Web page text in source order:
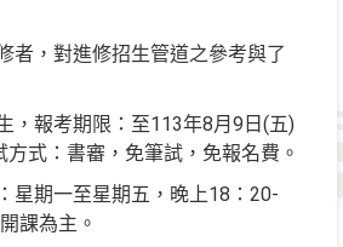
者，對進修招生管道之參考與了
，報考期限：至113年8月9日(五)
式：書審，免筆試，免報名費。
星期一至星期五，晚上18：20-
課為主。